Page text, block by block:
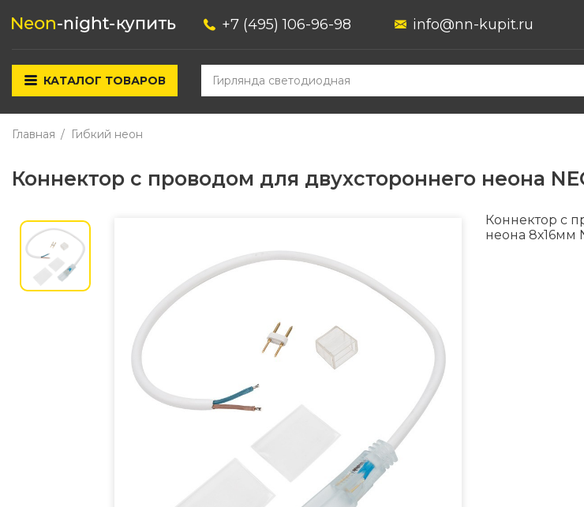
+7 (495) 106-96-98 info@nn-kupit.ru
КАТАЛОГ ТОВАРОВ
Главная Гибкий неон
Коннектор с проводом для двухстороннего неона
Коннектор с
неона 8х16мм